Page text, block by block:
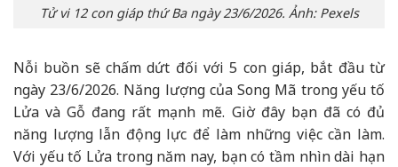
Tử vi 12 con giáp thứ Ba ngày 23/6/2026. Ảnh: Pexels
Nỗi buồn sẽ chấm dứt đối với 5 con giáp, bắt đầu từ
ngày 23/6/2026. Năng lượng của Song Mã trong yếu tố
Lửa và Gỗ đang rất mạnh mẽ. Giờ đây bạn đã có đủ
năng lượng lẫn động lực để làm những việc cần làm.
Với yếu tố Lửa trong năm nay, bạn có tầm nhìn dài hạn